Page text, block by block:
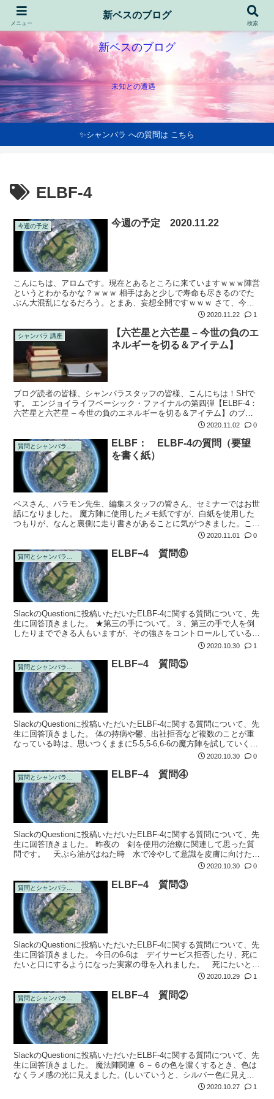
新ベスのブログ
未知との遭遇
✨シャンバラ への質問は こちら
ELBF-4
今週の予定 今週の予定 2020.11.22
こんにちは、アロムです。現在とあるところに来ていますｗｗｗ陣営
というとわかるかな？ｗｗｗ 相手はあと少しで寿命も尽きるのでた
ぶん大混乱になるだろう。とまあ、妄想全開ですｗｗｗ さて、今週
はというより今夜はShリーダーの「おさらいセッション」前回の
2020.11.22 1
シャンバラ 講座
【六芒星と六芒星 – 今世の負のエ
ネルギーを切る＆アイテム】
ブログ読者の皆様、シャンバラスタッフの皆様、こんにちは！SHで
す。 エンジョイライフベーシック・ファイナルの第四弾【ELBF-4：
六芒星と六芒星 – 今世の負のエネルギーを切る＆アイテム】のブロ
グ編集版をお届けいたします。 今回は情報量（アイテムリストが特
2020.11.02 0
質問とシャンバラの回答
ELBF： ELBF-4の質問（要望
を書く紙）
ベスさん、バラモン先生、編集スタッフの皆さん、セミナーではお世
話になりました。 魔方陣に使用したメモ紙ですが、白紙を使用した
つもりが、なんと裏側に走り書きがあることに気がつきました。この
場合今日までの魔法陣は失敗のチャラ、一からやり直し他方がいいで
2020.11.01 0
質問とシャンバラの回答 ELBF−4 質問⑥
SlackのQuestionに投稿いただいたELBF-4に関する質問について、先
生に回答頂きました。 ★第三の手について。３、第三の手で人を倒
したりまでできる人もいますが、その強さをコントロールしているの
何ですか？手を使わなくても意識だけでできると聞いたことが...
2020.10.30 1
ELBF−4 質問⑤
SlackのQuestionに投稿いただいたELBF-4に関する質問について、先
生に回答頂きました。 体の持病や鬱、出社拒否など複数のことが重
なっている時は、思いつくままに5-5,5-6,6-6の魔方陣を試していくこ
2020.10.30 0
ELBF−4 質問④
SlackのQuestionに投稿いただいたELBF-4に関する質問について、先
生に回答頂きました。 昨夜の 剣を使用の治療に関連して思った質
問です。 天ぷら油がはねた時 水で冷やして意識を皮膚に向けた
り 刃物で怪我した時に痛いの飛んでけ～と意識した時と その...
2020.10.30 0
ELBF−4 質問③
SlackのQuestionに投稿いただいたELBF-4に関する質問について、先
生に回答頂きました。 今日の6-6は デイサービス拒否したり、死に
たいと口にするようになった実家の母を入れました。 死にたいとい
うので 言葉はべスさん例文の「本日を以てウツ完治」と...
2020.10.29 1
ELBF−4 質問②
SlackのQuestionに投稿いただいたELBF-4に関する質問について、先
生に回答頂きました。 魔法陣関連 ６－６の色を濃くするとき、色は
なくラメ感の光に見えました。(しいていうと、シルバー色に見える
ような…) この場合は、ラメを濃くする感じで大丈夫でし...
2020.10.27 1
メニュー
新ベスのブログ
検索